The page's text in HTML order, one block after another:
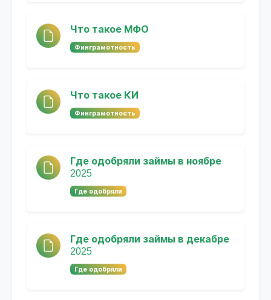
Что такое МФО
Финграмотность
Что такое КИ
Финграмотность
Где одобряли займы в ноябре
2025
Где одобряли
Где одобряли займы в декабре
2025
Где одобряли